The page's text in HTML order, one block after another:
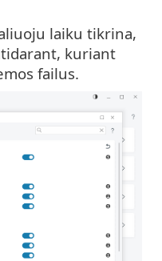
laiku tikrina,
kuriant
failus.